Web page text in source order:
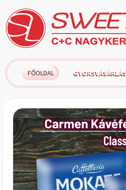
FŐOLDAL GYORSVÁSÁRLÁS